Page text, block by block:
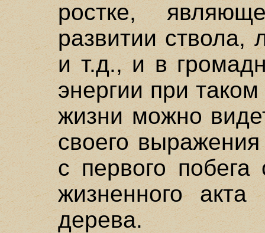
ростке,
развитии ствола,
и т.д., и в
энергии при
жизни можно
своего
с первого
жизненного
дерева.